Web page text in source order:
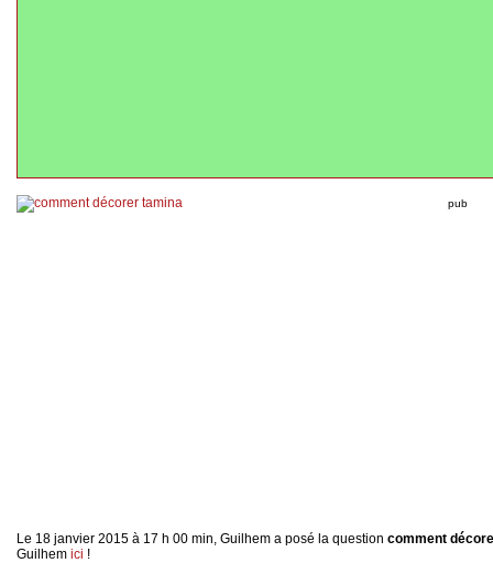
pub
Le 18 janvier 2015 à 17 h 00 min, Guilhem a posé la question comment
Guilhem ici !